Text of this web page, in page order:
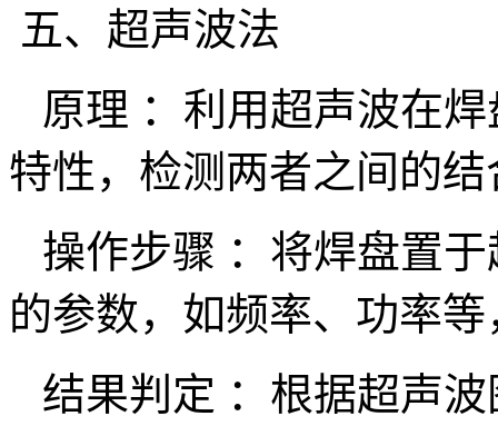
五、超声波法
原理 ：利用超声波在
特性，检测两者之间的
操作步骤 ：将焊盘置
的参数，如频率、功率
结果判定 ：根据超声